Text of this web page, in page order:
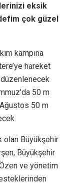
eksik
çok güzel
kampına
hareket
50 m
50 m
olan Büyükşehir
Büyükşehir
ve yönetim